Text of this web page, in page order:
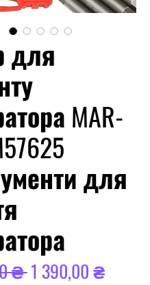
для
MAR-
для
₴ Звичайна
1 390,00 ₴За